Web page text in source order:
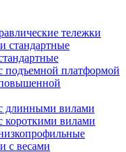
тележки
подъемной платформой
длинными вилами
короткими вилами